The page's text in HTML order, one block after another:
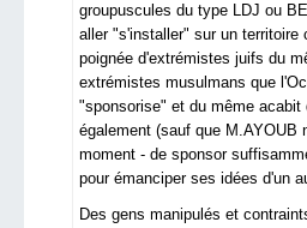
groupuscules du type LDJ ou
aller "s'installer" sur un territoire
poignée d'extrémistes juifs du
extrémistes musulmans que
"sponsorise" et du même acabit
également (sauf que M.AYOUB
moment - de sponsor
pour émanciper ses idées d'un
Des gens manipulés et